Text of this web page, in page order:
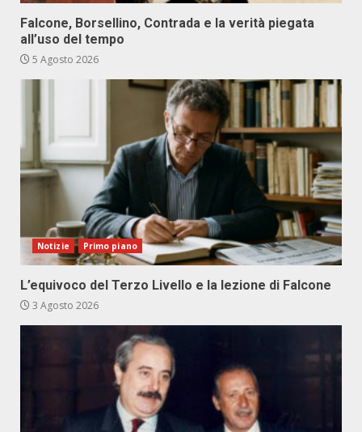
Falcone, Borsellino, Contrada e la verità piegata
all’uso del tempo
5 Agosto 2026
Notizie Primo piano
L’equivoco del Terzo Livello e la lezione di Falcone
3 Agosto 2026